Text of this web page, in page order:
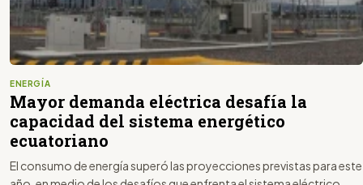
ENERGÍA
Mayor demanda eléctrica desafía la
capacidad del sistema energético
ecuatoriano
El consumo de energía superó las proyecciones previstas para este